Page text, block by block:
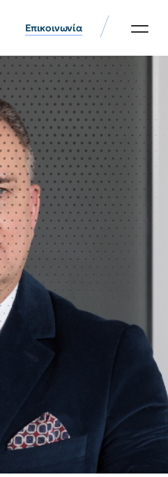
Επικοινωνία